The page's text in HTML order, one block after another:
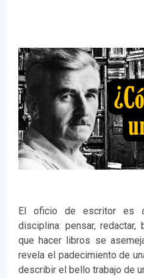
El oficio de escritor es
disciplina: pensar, redactar,
que hacer libros se
revela el padecimiento de
describir el bello trabajo de